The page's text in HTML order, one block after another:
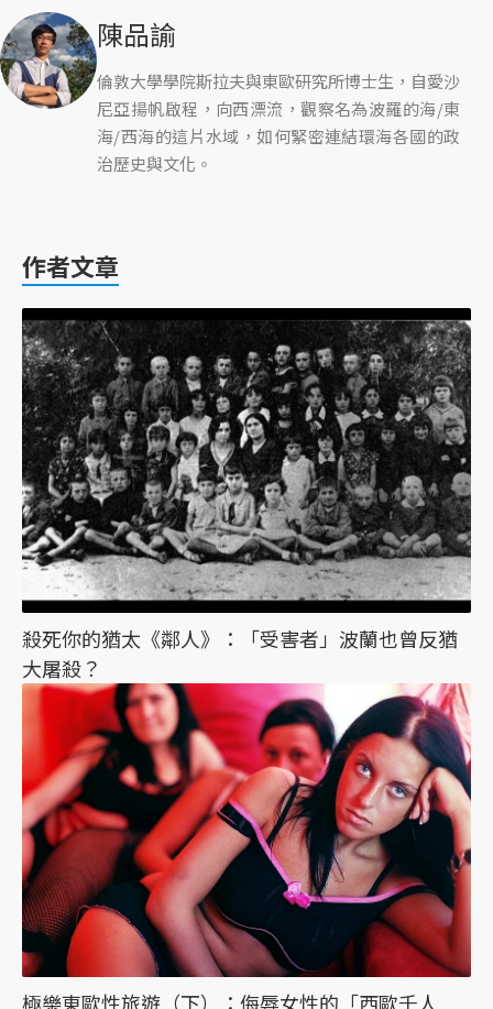
陳品諭
倫敦大學學院斯拉夫與東歐研究所博士生，自愛沙
尼亞揚帆啟程，向西漂流，觀察名為波羅的海/東
海/西海的這片水域，如何緊密連結環海各國的政
治歷史與文化。
作者文章
殺死你的猶太《鄰人》：「受害者」波蘭也曾反猶
大屠殺？
極樂東歐性旅遊（下）：侮辱女性的「西歐千人